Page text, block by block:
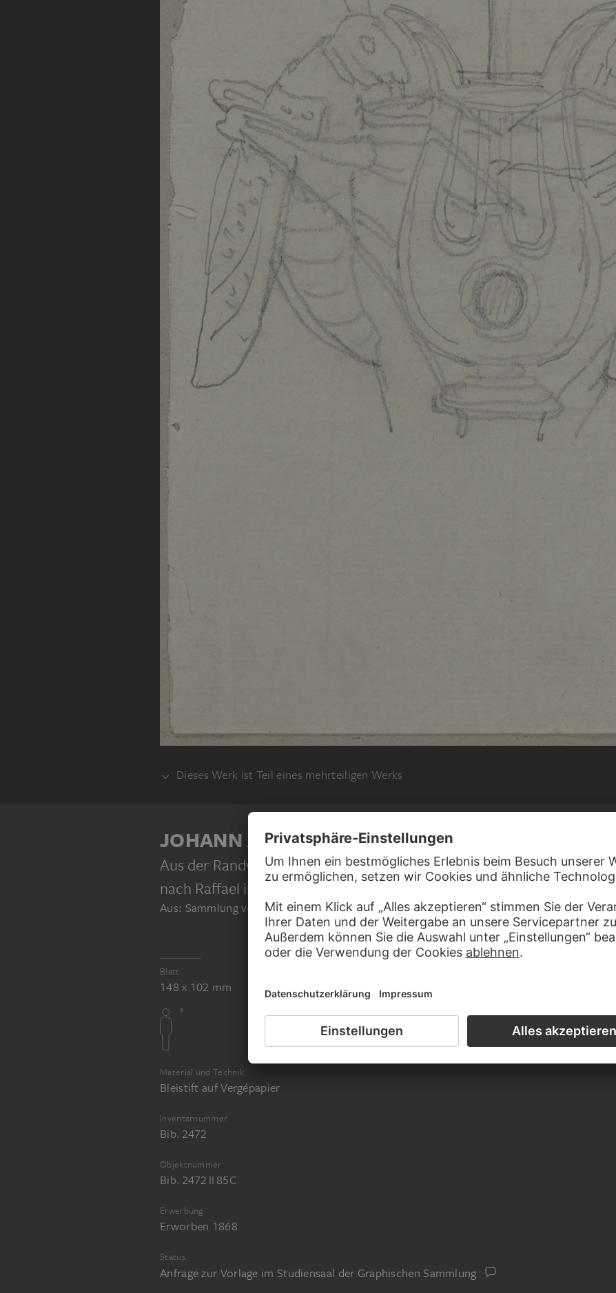
Dieses Werk ist Teil eines mehrteiligen Werks
JOHANN ANTON RAMBOUX
JOHANN ANTON RAMBOUX
Aus der Randverzierung einer gewirkten Tapete "Lo Spasimo di Sicilia“
nach Raffael in der Galleria degli Arazzi, 1818 – 1843
Aus: Sammlung von Umrissen und Durchzeichnungen, Band 2, Blatt 85
Blatt
148 x 102 mm
Material und Technik
Bleistift auf Vergépapier
Inventarnummer
Bib. 2472
Objektnummer
Bib. 2472 II 85C
Erwerbung
Erworben 1868
Status
Anfrage zur Vorlage im Studiensaal der Graphischen Sammlung